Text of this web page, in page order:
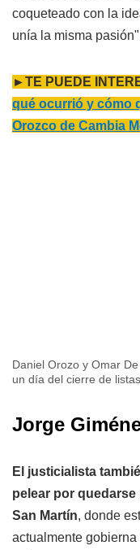
coqueteado con la
unía la misma
►TE PUEDE
qué ocurrió y cómo
Orozco de Cambia
Daniel Orozo y Omar
un día del cierre de
Jorge
El justicialista
pelear por
San Martín, donde
actualmente